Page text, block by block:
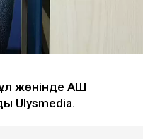
жөнінде АҚШ
Ulysmedia.